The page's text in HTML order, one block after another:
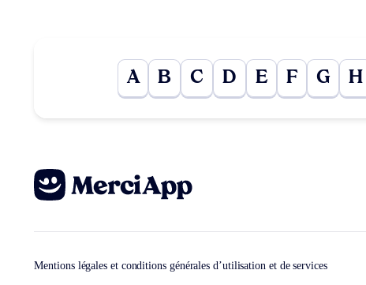
A B C D E F G H
Mentions légales et conditions générales d’utilisation et de services